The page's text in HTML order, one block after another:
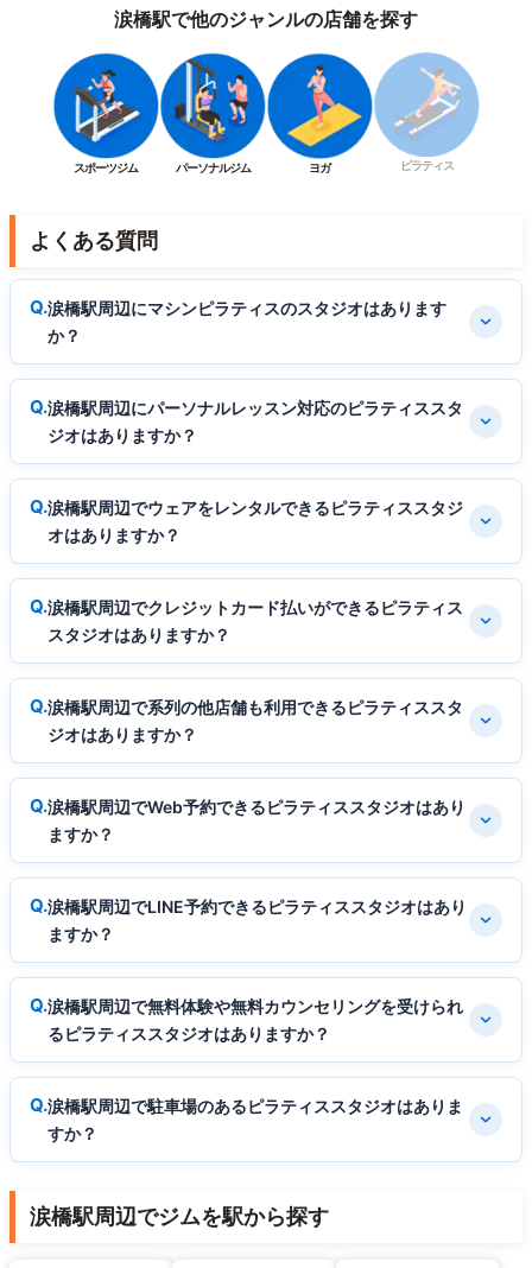
涙橋駅で他のジャンルの店舗を探す
スポーツジム パーソナルジム ヨガ ピラティス
よくある質問
涙橋駅周辺にマシンピラティスのスタジオはあります
か？
涙橋駅周辺にパーソナルレッスン対応のピラティススタ
ジオはありますか？
涙橋駅周辺でウェアをレンタルできるピラティススタジ
オはありますか？
涙橋駅周辺でクレジットカード払いができるピラティス
スタジオはありますか？
涙橋駅周辺で系列の他店舗も利用できるピラティススタ
ジオはありますか？
涙橋駅周辺でWeb予約できるピラティススタジオはあり
ますか？
涙橋駅周辺でLINE予約できるピラティススタジオはあり
ますか？
涙橋駅周辺で無料体験や無料カウンセリングを受けられ
るピラティススタジオはありますか？
涙橋駅周辺で駐車場のあるピラティススタジオはありま
すか？
涙橋駅周辺でジムを駅から探す